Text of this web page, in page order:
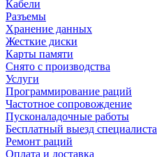
Кабели
Разъемы
Хранение данных
Жесткие диски
Карты памяти
Снято с производства
Услуги
Программирование раций
Частотное сопровождение
Пусконаладочные работы
Бесплатный выезд специалиста
Ремонт раций
Оплата и доставка